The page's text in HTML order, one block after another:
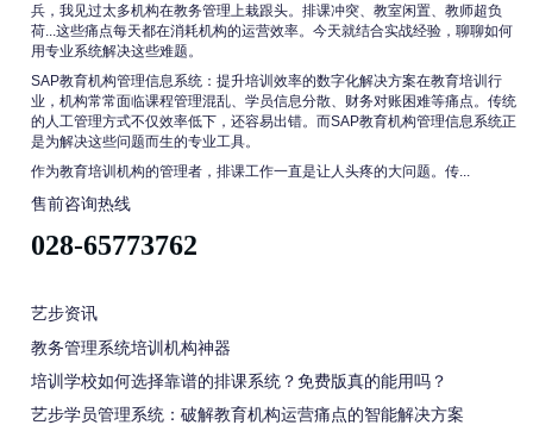
兵，我见过太多机构在教务管理上栽跟头。排课冲突、教室闲置、教师超负
荷...这些痛点每天都在消耗机构的运营效率。今天就结合实战经验，聊聊如何
用专业系统解决这些难题。
SAP教育机构管理信息系统：提升培训效率的数字化解决方案在教育培训行
业，机构常常面临课程管理混乱、学员信息分散、财务对账困难等痛点。传统
的人工管理方式不仅效率低下，还容易出错。而SAP教育机构管理信息系统正
是为解决这些问题而生的专业工具。
作为教育培训机构的管理者，排课工作一直是让人头疼的大问题。传...
售前咨询热线
028-65773762
艺步资讯
教务管理系统培训机构神器
培训学校如何选择靠谱的排课系统？免费版真的能用吗？
艺步学员管理系统：破解教育机构运营痛点的智能解决方案